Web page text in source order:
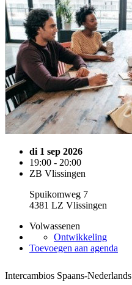
di 1 sep 2026
19:00 - 20:00
ZB Vlissingen
Spuikomweg 7
4381 LZ Vlissingen
Volwassenen
Ontwikkeling
Toevoegen aan agenda
Intercambios Spaans-Nederlands